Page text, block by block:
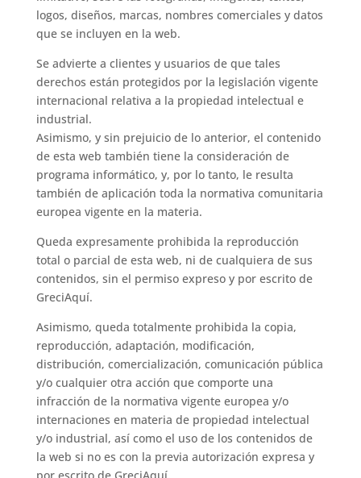
logos, diseños, marcas, nombres comerciales y datos
que se incluyen en la web.
Se advierte a clientes y usuarios de que tales
derechos están protegidos por la legislación vigente
internacional relativa a la propiedad intelectual e
industrial.
Asimismo, y sin prejuicio de lo anterior, el contenido
de esta web también tiene la consideración de
programa informático, y, por lo tanto, le resulta
también de aplicación toda la normativa comunitaria
europea vigente en la materia.
Queda expresamente prohibida la reproducción
total o parcial de esta web, ni de cualquiera de sus
contenidos, sin el permiso expreso y por escrito de
GreciAquí.
Asimismo, queda totalmente prohibida la copia,
reproducción, adaptación, modificación,
distribución, comercialización, comunicación pública
y/o cualquier otra acción que comporte una
infracción de la normativa vigente europea y/o
internaciones en materia de propiedad intelectual
y/o industrial, así como el uso de los contenidos de
la web si no es con la previa autorización expresa y